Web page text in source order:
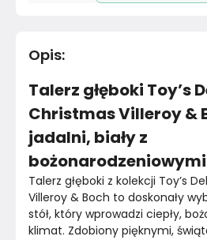
Średnica
Marka
Montaż
Opis:
Talerz głęboki Toy’s
Christmas Villeroy &
jadalni, biały z
Talerz głęboki z kolekcji Toy’s
Villeroy & Boch to doskonały
stół, który wprowadzi ciepły,
klimat. Zdobiony pięknymi,